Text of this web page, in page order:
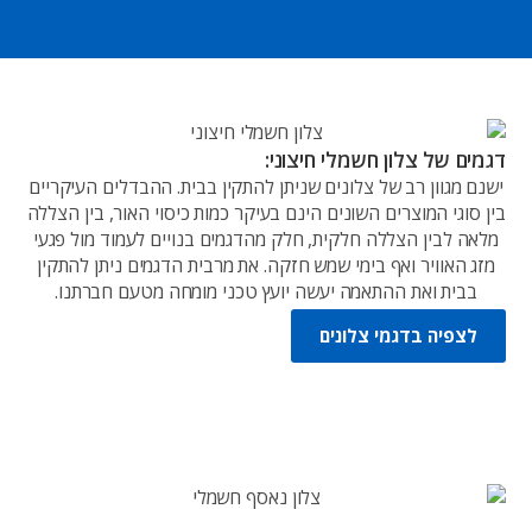
דגמים של צלון חשמלי חיצוני:
ישנם מגוון רב של צלונים שניתן להתקין בבית. ההבדלים העיקריים
בין סוגי המוצרים השונים הינם בעיקר כמות כיסוי האור, בין הצללה
מלאה לבין הצללה חלקית, חלק מהדגמים בנויים לעמוד מול פגעי
מזג האוויר ואף בימי שמש חזקה. את מרבית הדגמים ניתן להתקין
בבית ואת ההתאמה יעשה יועץ טכני מומחה מטעם חברתנו.
לצפיה בדגמי צלונים